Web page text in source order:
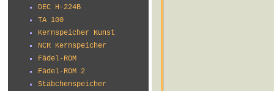
DEC H-224B
TA 100
Kernspeicher Kunst
NCR Kernspeicher
Fädel-ROM
Fädel-ROM 2
Stäbchenspeicher